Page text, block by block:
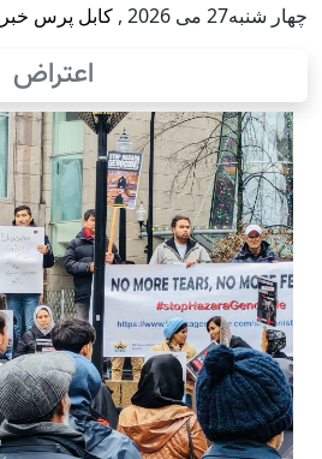
چهار شنبه27 می 2026 , کابل پرس
اعتراض